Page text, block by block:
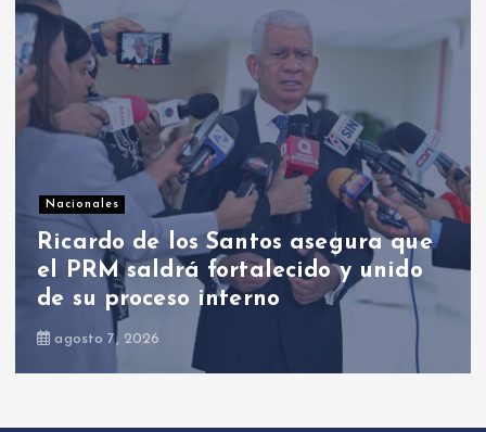
Nacionales
PRM designó organización política,
fue elegido Luis Abinader como
presidente para el periodo 2026-
2030
agosto 9, 2026